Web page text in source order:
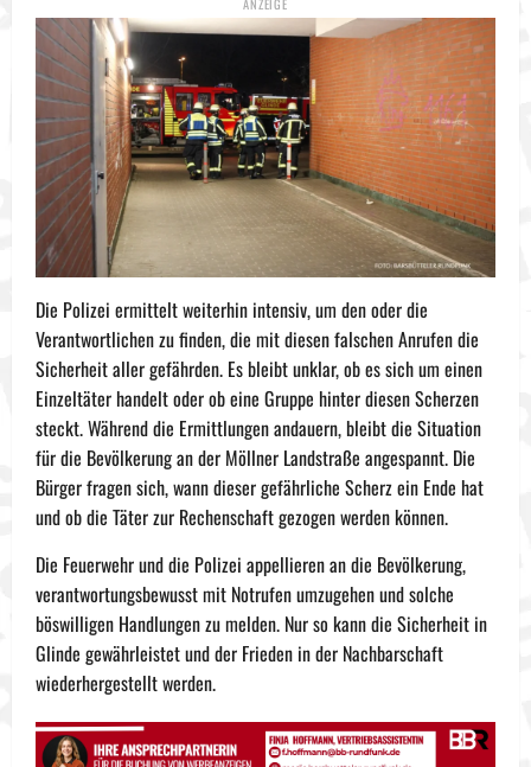
Die Polizei ermittelt weiterhin intensiv, um den oder die
Verantwortlichen zu finden, die mit diesen falschen Anrufen die
Sicherheit aller gefährden. Es bleibt unklar, ob es sich um einen
Einzeltäter handelt oder ob eine Gruppe hinter diesen Scherzen
steckt. Während die Ermittlungen andauern, bleibt die Situation
für die Bevölkerung an der Möllner Landstraße angespannt. Die
Bürger fragen sich, wann dieser gefährliche Scherz ein Ende hat
und ob die Täter zur Rechenschaft gezogen werden können.
Die Feuerwehr und die Polizei appellieren an die Bevölkerung,
verantwortungsbewusst mit Notrufen umzugehen und solche
böswilligen Handlungen zu melden. Nur so kann die Sicherheit in
Glinde gewährleistet und der Frieden in der Nachbarschaft
wiederhergestellt werden.